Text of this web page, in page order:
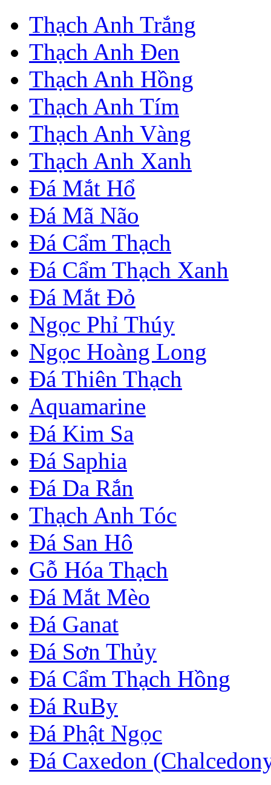
Thạch Anh Trắng
Thạch Anh Đen
Thạch Anh Hồng
Thạch Anh Tím
Thạch Anh Vàng
Thạch Anh Xanh
Đá Mắt Hổ
Đá Mã Não
Đá Cẩm Thạch
Đá Cẩm Thạch Xanh
Đá Mắt Đỏ
Ngọc Phỉ Thúy
Ngọc Hoàng Long
Đá Thiên Thạch
Aquamarine
Đá Kim Sa
Đá Saphia
Đá Da Rắn
Thạch Anh Tóc
Đá San Hô
Gỗ Hóa Thạch
Đá Mắt Mèo
Đá Ganat
Đá Sơn Thủy
Đá Cẩm Thạch Hồng
Đá RuBy
Đá Phật Ngọc
Đá Caxedon